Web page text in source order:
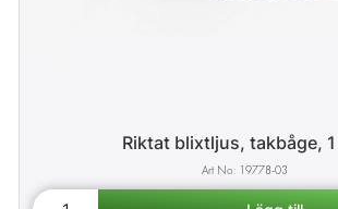
Riktat blixtljus, takbåge,
19778-03